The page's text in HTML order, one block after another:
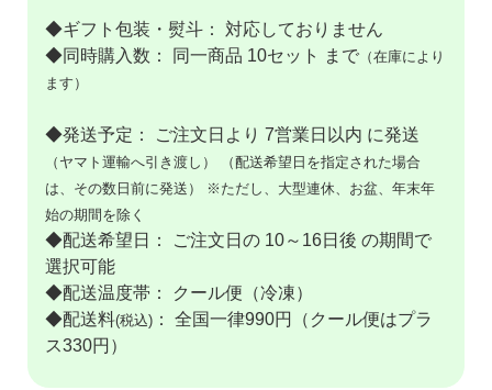
◆ギフト包装・熨斗： 対応しておりません
◆同時購入数： 同一商品 10セット まで （在庫により
ます）
◆発送予定： ご注文日より 7営業日以内 に発送
（ヤマト運輸へ引き渡し）
（配送希望日を指定された場合
は、その数日前に発送）
※ただし、大型連休、お盆、年末年
始の期間を除く
◆配送希望日： ご注文日の 10～16日後 の期間で
選択可能
◆配送温度帯： クール便（冷凍）
◆配送料(税込) ： 全国一律990円（クール便はプラ
ス330円）